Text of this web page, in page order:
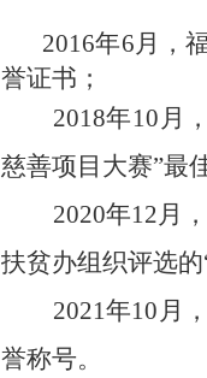
2016年6月，
誉证书；
2018年10月
慈善项目大赛”最
2020年12月
扶贫办组织评选
2021年10月
誉称号。